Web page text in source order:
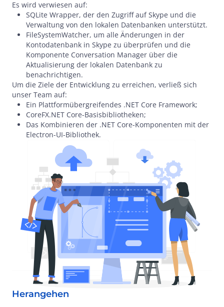
Es wird verwiesen auf:
SQLite Wrapper, der den Zugriff auf Skype und die
Verwaltung von den lokalen Datenbanken unterstützt.
FileSystemWatcher, um alle Änderungen in der
Kontodatenbank in Skype zu überprüfen und die
Komponente Conversation Manager über die
Aktualisierung der lokalen Datenbank zu
benachrichtigen.
Um die Ziele der Entwicklung zu erreichen, verließ sich
unser Team auf:
Ein Plattformübergreifendes .NET Core Framework;
CoreFX.NET Core-Basisbibliotheken;
Das Kombinieren der .NET Core-Komponenten mit der
Electron-UI-Bibliothek.
Herangehen